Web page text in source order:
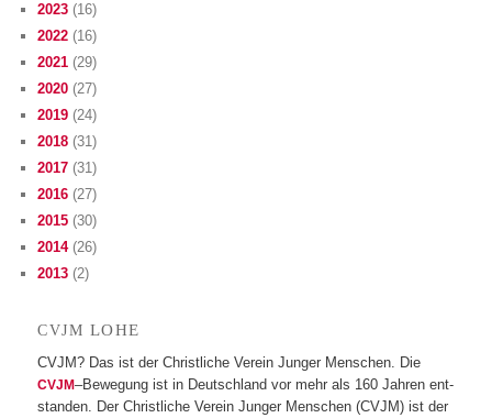
2023 (16)
2022 (16)
2021 (29)
2020 (27)
2019 (24)
2018 (31)
2017 (31)
2016 (27)
2015 (30)
2014(26)
2013 (2)
CVJM LOHE
CVJM? Das ist der Christ­li­che Ver­ein Jun­ger Men­schen. Die
CVJM–Bewe­gung ist in Deutsch­land vor mehr als 160 Jah­ren ent­
stan­den. Der Christ­li­che Ver­ein Jun­ger Men­schen (CVJM) ist der